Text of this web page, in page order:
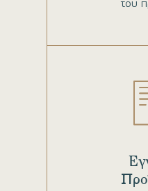
του